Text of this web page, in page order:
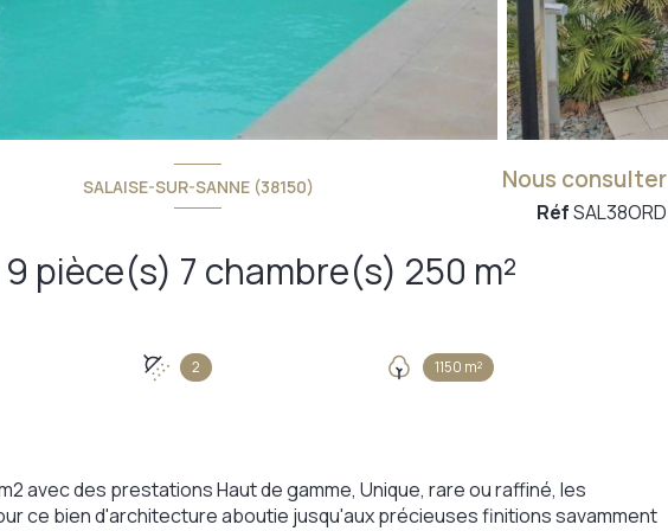
SALAISE-SUR-SANNE (38150)
Maison 9 pièce(s) 7 chambre(s) 250 m²
2 1150 m²
Nous consulter
RéfSAL38ORD
avec des prestations Haut de gamme, Unique, rare ou raffiné, les
ce bien d'architecture aboutie jusqu'aux précieuses finitions savamment